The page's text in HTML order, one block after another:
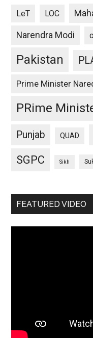
LeT LOC
Narendra Modi
Pakistan
Prime Minister
PRime
Punjab QUAD
SGPC Sikh
FEATURED VIDEO